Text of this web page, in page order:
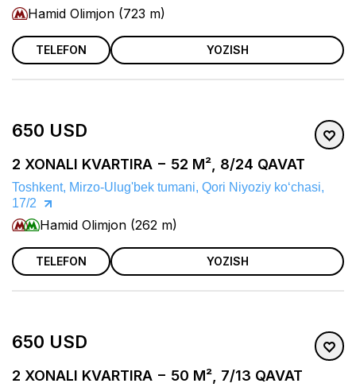
Hamid Olimjon (723 m)
TELEFON YOZISH
650 USD
2 XONALI KVARTIRA − 52 M², 8/24 QAVAT
Toshkent, Mirzo-Ulug'bek tumani, Qori Niyoziy koʻchasi,
17/2
Hamid Olimjon (262 m)
TELEFON YOZISH
650 USD
2 XONALI KVARTIRA − 50 M², 7/13 QAVAT